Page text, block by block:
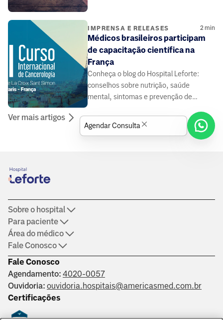
IMPRENSA E RELEASES 2min
Médicos brasileiros participam
de capacitação científica na
França
Conheça o blog do Hospital Leforte:
conselhos sobre nutrição, saúde
mental, sintomas e prevenção de
especialistas da área da saúde.
Ver mais artigos
Fale Conosco
Agendamento: 4020-0057
Ouvidoria: ouvidoria.hospitais@americasmed.com.br
Certificações
Sobre o hospital
Para paciente
Área do médico
Fale Conosco
Agendar Consulta